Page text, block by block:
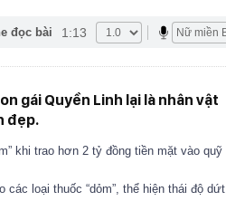
đọc bài 1:13
gái Quyền Linh lại là nhân vật
đẹp.
khi trao hơn 2 tỷ đồng tiền mặt vào quỹ
các loại thuốc “dỏm”, thể hiện thái độ dứt